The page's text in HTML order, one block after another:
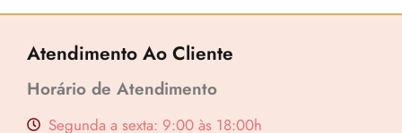
Atendimento Ao Cliente
Horário de Atendimento
Segunda a sexta: 9:00 às 18:00h